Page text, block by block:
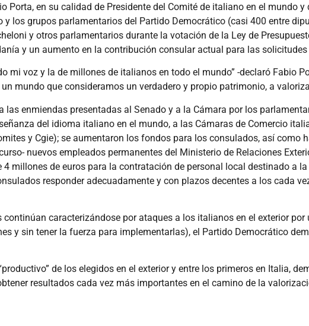
Porta, en su calidad de Presidente del Comité de italiano en el mundo
los grupos parlamentarios del Partido Democrático (casi 400 entre
y otros parlamentarios durante la votación de la Ley de
y un aumento en la contribución consular actual para las
mi voz y la de millones de italianos en todo el mundo” -declaró Fabio
mundo que consideramos un verdadero y propio patrimonio, a
las enmiendas presentadas al Senado y a la Cámara por los
del idioma italiano en el mundo, a las Cámaras de Comercio
y Cgie); se aumentaron los fondos para los consulados, así como
nuevos empleados permanentes del Ministerio de Relaciones
millones de euros para la contratación de personal local destinado a
responder adecuadamente y con plazos decentes a los cada
caracterizándose por ataques a los italianos en el exterior por
y sin tener la fuerza para implementarlas), el Partido Democrático
de los elegidos en el exterior y entre los primeros en Italia,
resultados cada vez más importantes en el camino de la